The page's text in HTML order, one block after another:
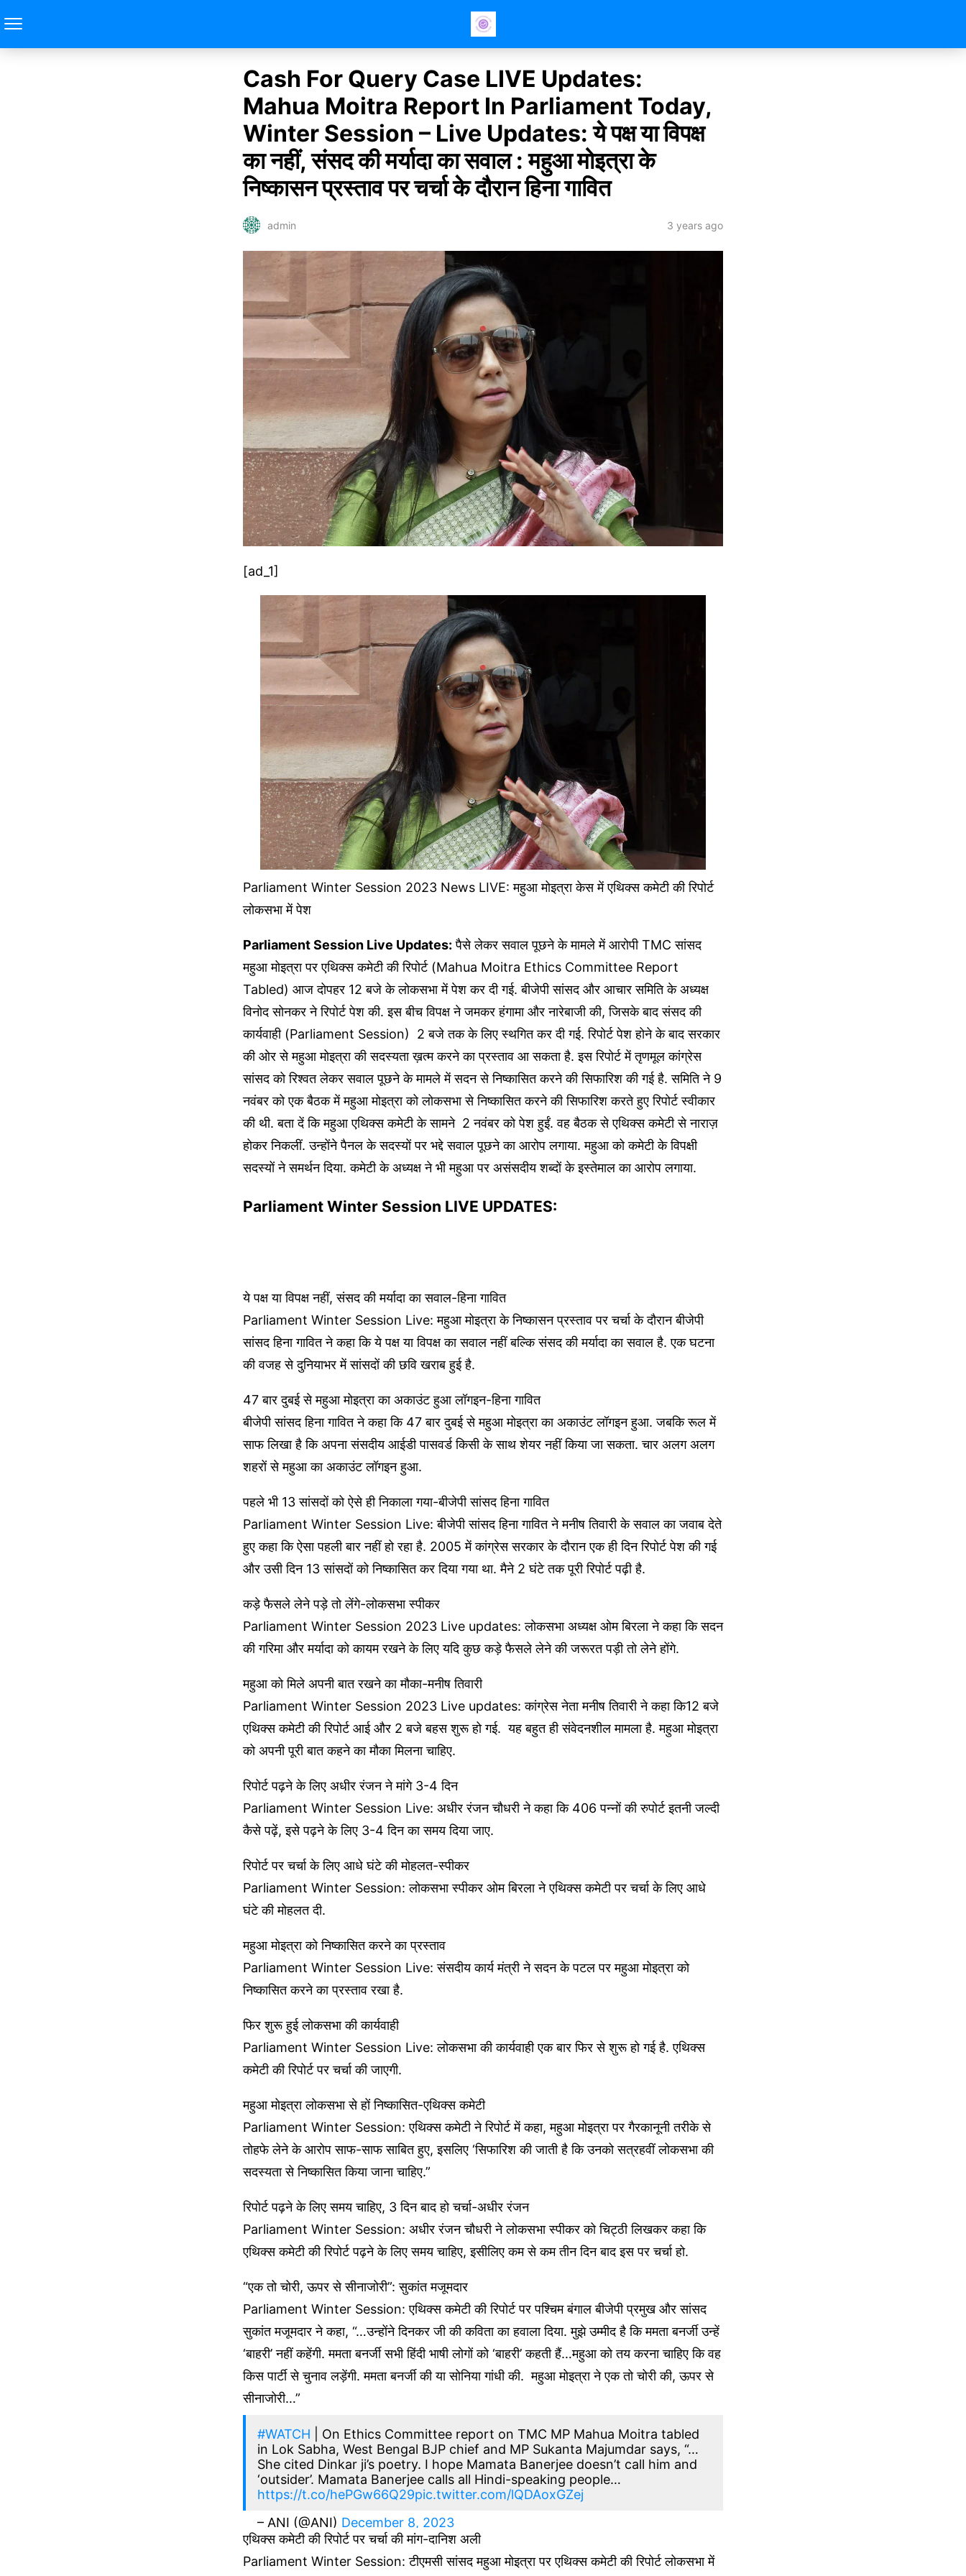
Cash For Query Case LIVE Updates:
Mahua Moitra Report In Parliament Today,
Winter Session – Live Updates: ये पक्ष या विपक्ष
का नहीं, संसद की मर्यादा का सवाल : महुआ मोइत्रा के
निष्कासन प्रस्ताव पर चर्चा के दौरान हिना गावित
admin 3 years ago
[ad_1]
Parliament Winter Session 2023 News LIVE: महुआ मोइत्रा केस में एथिक्स कमेटी की रिपोर्ट
लोकसभा में पेश
Parliament Session Live Updates: पैसे लेकर सवाल पूछने के मामले में आरोपी TMC सांसद
महुआ मोइत्रा पर एथिक्स कमेटी की रिपोर्ट (Mahua Moitra Ethics Committee Report
Tabled) आज दोपहर 12 बजे के लोकसभा में पेश कर दी गई. बीजेपी सांसद और आचार समिति के अध्यक्ष
विनोद सोनकर ने रिपोर्ट पेश की. इस बीच विपक्ष ने जमकर हंगामा और नारेबाजी की, जिसके बाद संसद की
कार्यवाही (Parliament Session) 2 बजे तक के लिए स्थगित कर दी गई. रिपोर्ट पेश होने के बाद सरकार
की ओर से महुआ मोइत्रा की सदस्यता ख़त्म करने का प्रस्ताव आ सकता है. इस रिपोर्ट में तृणमूल कांग्रेस
सांसद को रिश्वत लेकर सवाल पूछने के मामले में सदन से निष्कासित करने की सिफारिश की गई है. समिति ने 9
नवंबर को एक बैठक में महुआ मोइत्रा को लोकसभा से निष्कासित करने की सिफारिश करते हुए रिपोर्ट स्वीकार
की थी. बता दें कि महुआ एथिक्स कमेटी के सामने 2 नवंबर को पेश हुईं. वह बैठक से एथिक्स कमेटी से नाराज़
होकर निकलीं. उन्होंने पैनल के सदस्यों पर भद्दे सवाल पूछने का आरोप लगाया. महुआ को कमेटी के विपक्षी
सदस्यों ने समर्थन दिया. कमेटी के अध्यक्ष ने भी महुआ पर असंसदीय शब्दों के इस्तेमाल का आरोप लगाया.
Parliament Winter Session LIVE UPDATES:
ये पक्ष या विपक्ष नहीं, संसद की मर्यादा का सवाल-हिना गावित
Parliament Winter Session Live: महुआ मोइत्रा के निष्कासन प्रस्ताव पर चर्चा के दौरान बीजेपी
सांसद हिना गावित ने कहा कि ये पक्ष या विपक्ष का सवाल नहीं बल्कि संसद की मर्यादा का सवाल है. एक घटना
की वजह से दुनियाभर में सांसदों की छवि खराब हुई है.
47 बार दुबई से महुआ मोइत्रा का अकाउंट हुआ लॉगइन-हिना गावित
बीजेपी सांसद हिना गावित ने कहा कि 47 बार दुबई से महुआ मोइत्रा का अकाउंट लॉगइन हुआ. जबकि रूल में
साफ लिखा है कि अपना संसदीय आईडी पासवर्ड किसी के साथ शेयर नहीं किया जा सकता. चार अलग अलग
शहरों से महुआ का अकाउंट लॉगइन हुआ.
पहले भी 13 सांसदों को ऐसे ही निकाला गया-बीजेपी सांसद हिना गावित
Parliament Winter Session Live: बीजेपी सांसद हिना गावित ने मनीष तिवारी के सवाल का जवाब देते
हुए कहा कि ऐसा पहली बार नहीं हो रहा है. 2005 में कांग्रेस सरकार के दौरान एक ही दिन रिपोर्ट पेश की गई
और उसी दिन 13 सांसदों को निष्कासित कर दिया गया था. मैने 2 घंटे तक पूरी रिपोर्ट पढ़ी है.
कड़े फैसले लेने पड़े तो लेंगे-लोकसभा स्पीकर
Parliament Winter Session 2023 Live updates: लोकसभा अध्यक्ष ओम बिरला ने कहा कि सदन
की गरिमा और मर्यादा को कायम रखने के लिए यदि कुछ कड़े फैसले लेने की जरूरत पड़ी तो लेने होंगे.
महुआ को मिले अपनी बात रखने का मौका-मनीष तिवारी
Parliament Winter Session 2023 Live updates: कांग्रेस नेता मनीष तिवारी ने कहा कि12 बजे
एथिक्स कमेटी की रिपोर्ट आई और 2 बजे बहस शुरू हो गई. यह बहुत ही संवेदनशील मामला है. महुआ मोइत्रा
को अपनी पूरी बात कहने का मौका मिलना चाहिए.
रिपोर्ट पढ़ने के लिए अधीर रंजन ने मांगे 3-4 दिन
Parliament Winter Session Live: अधीर रंजन चौधरी ने कहा कि 406 पन्नों की रुपोर्ट इतनी जल्दी
कैसे पढ़ें, इसे पढ़ने के लिए 3-4 दिन का समय दिया जाए.
रिपोर्ट पर चर्चा के लिए आधे घंटे की मोहलत-स्पीकर
Parliament Winter Session: लोकसभा स्पीकर ओम बिरला ने एथिक्स कमेटी पर चर्चा के लिए आधे
घंटे की मोहलत दी.
महुआ मोइत्रा को निष्कासित करने का प्रस्ताव
Parliament Winter Session Live: संसदीय कार्य मंत्री ने सदन के पटल पर महुआ मोइत्रा को
निष्कासित करने का प्रस्ताव रखा है.
फिर शुरू हुई लोकसभा की कार्यवाही
Parliament Winter Session Live: लोकसभा की कार्यवाही एक बार फिर से शुरू हो गई है. एथिक्स
कमेटी की रिपोर्ट पर चर्चा की जाएगी.
महुआ मोइत्रा लोकसभा से हों निष्कासित-एथिक्स कमेटी
Parliament Winter Session: एथिक्स कमेटी ने रिपोर्ट में कहा, महुआ मोइत्रा पर गैरकानूनी तरीके से
तोहफे लेने के आरोप साफ-साफ साबित हुए, इसलिए ‘सिफारिश की जाती है कि उनको सत्रहवीं लोकसभा की
सदस्यता से निष्कासित किया जाना चाहिए.”
रिपोर्ट पढ़ने के लिए समय चाहिए, 3 दिन बाद हो चर्चा-अधीर रंजन
Parliament Winter Session: अधीर रंजन चौधरी ने लोकसभा स्पीकर को चिट्ठी लिखकर कहा कि
एथिक्स कमेटी की रिपोर्ट पढ़ने के लिए समय चाहिए, इसीलिए कम से कम तीन दिन बाद इस पर चर्चा हो.
“एक तो चोरी, ऊपर से सीनाजोरी”: सुकांत मजूमदार
Parliament Winter Session: एथिक्स कमेटी की रिपोर्ट पर पश्चिम बंगाल बीजेपी प्रमुख और सांसद
सुकांत मजूमदार ने कहा, “…उन्होंने दिनकर जी की कविता का हवाला दिया. मुझे उम्मीद है कि ममता बनर्जी उन्हें
‘बाहरी’ नहीं कहेंगी. ममता बनर्जी सभी हिंदी भाषी लोगों को ‘बाहरी’ कहती हैं…महुआ को तय करना चाहिए कि वह
किस पार्टी से चुनाव लड़ेंगी. ममता बनर्जी की या सोनिया गांधी की. महुआ मोइत्रा ने एक तो चोरी की, ऊपर से
सीनाजोरी…”
#WATCH | On Ethics Committee report on TMC MP Mahua Moitra tabled
in Lok Sabha, West Bengal BJP chief and MP Sukanta Majumdar says, “…
She cited Dinkar ji’s poetry. I hope Mamata Banerjee doesn’t call him and
‘outsider’. Mamata Banerjee calls all Hindi-speaking people…
https://t.co/hePGw66Q29pic.twitter.com/lQDAoxGZej
– ANI (@ANI) December 8, 2023
एथिक्स कमेटी की रिपोर्ट पर चर्चा की मांग-दानिश अली
Parliament Winter Session: टीएमसी सांसद महुआ मोइत्रा पर एथिक्स कमेटी की रिपोर्ट लोकसभा में